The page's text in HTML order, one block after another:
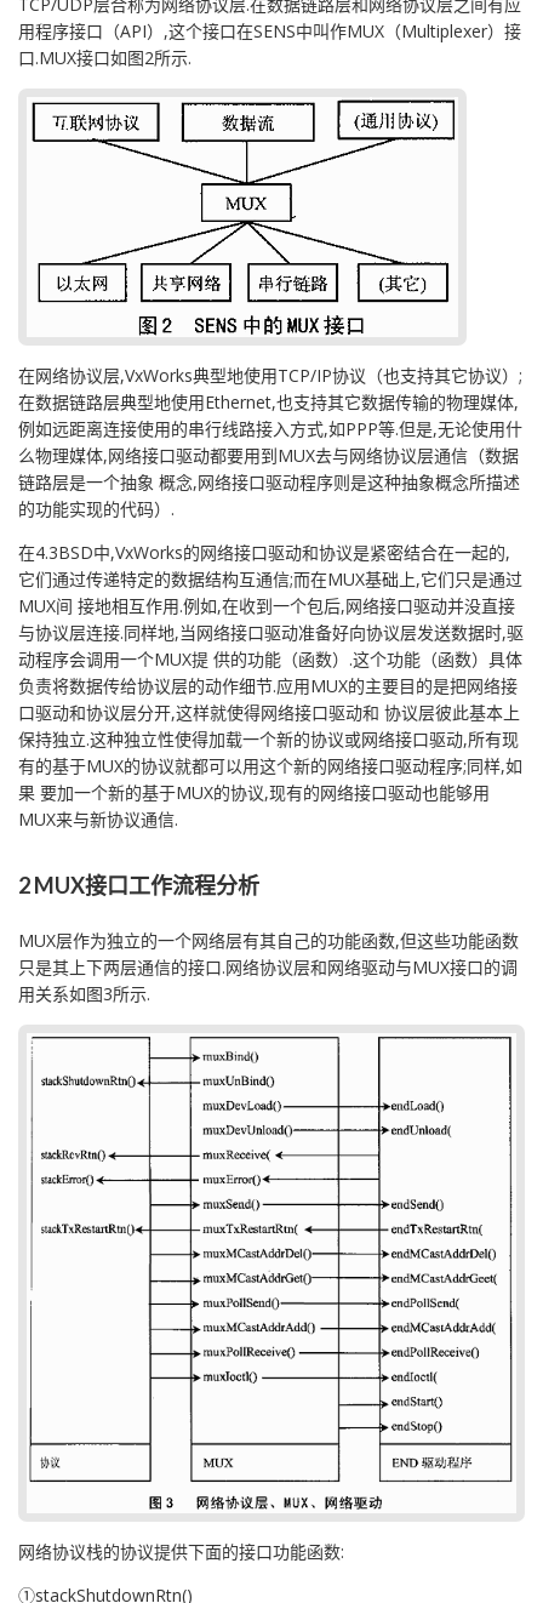
TCP/UDP层合称为网络协议层.在数据链路层和网络协议层之间有应
用程序接口（API）,这个接口在SENS中叫作MUX（Multiplexer）接
口.MUX接口如图2所示.
在网络协议层,VxWorks典型地使用TCP/IP协议（也支持其它协议）;
在数据链路层典型地使用Ethernet,也支持其它数据传输的物理媒体,
例如远距离连接使用的串行线路接入方式,如PPP等.但是,无论使用什
么物理媒体,网络接口驱动都要用到MUX去与网络协议层通信（数据
链路层是一个抽象 概念,网络接口驱动程序则是这种抽象概念所描述
的功能实现的代码）.
在4.3BSD中,VxWorks的网络接口驱动和协议是紧密结合在一起的,
它们通过传递特定的数据结构互通信;而在MUX基础上,它们只是通过
MUX间 接地相互作用.例如,在收到一个包后,网络接口驱动并没直接
与协议层连接.同样地,当网络接口驱动准备好向协议层发送数据时,驱
动程序会调用一个MUX提 供的功能（函数）.这个功能（函数）具体
负责将数据传给协议层的动作细节.应用MUX的主要目的是把网络接
口驱动和协议层分开,这样就使得网络接口驱动和 协议层彼此基本上
保持独立.这种独立性使得加载一个新的协议或网络接口驱动,所有现
有的基于MUX的协议就都可以用这个新的网络接口驱动程序;同样,如
果 要加一个新的基于MUX的协议,现有的网络接口驱动也能够用
MUX来与新协议通信.
2 MUX接口工作流程分析
MUX层作为独立的一个网络层有其自己的功能函数,但这些功能函数
只是其上下两层通信的接口.网络协议层和网络驱动与MUX接口的调
用关系如图3所示.
网络协议栈的协议提供下面的接口功能函数:
①stackShutdownRtn()